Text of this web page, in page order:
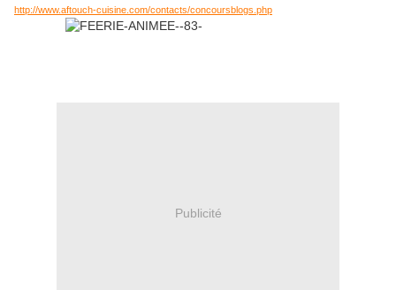
http://www.aftouch-cuisine.com/contacts/concoursblogs.php
Publicité